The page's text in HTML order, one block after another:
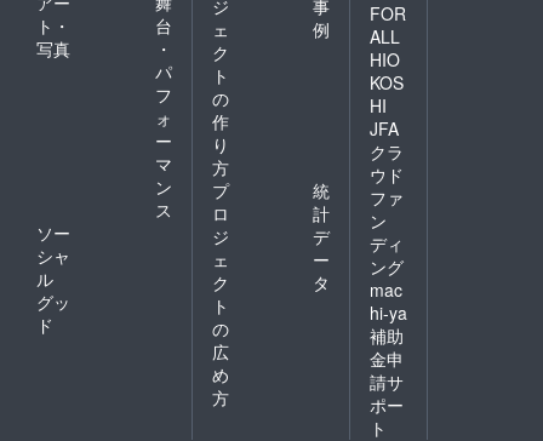
ト・
写真
台
・
パ
フ
ォ
ー
マ
ン
ス
ソー
シャ
ル
グッ
ド
ジ
ェ
ク
ト
の
作
り
方
事
例
プ
ロ
ジ
ェ
ク
ト
の
広
め
方
統
計
デ
ー
タ
FOR
ALL
HIO
KOS
HI
JFA
クラ
ウド
ファ
ン
ディ
ング
mac
hi-ya
補助
金申
請サ
ポー
ト